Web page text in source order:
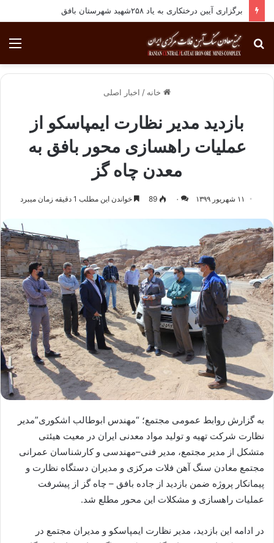
برگزاری آیین درختکاری به یاد ۲۵۸شهید شهرستان بافق
جستجو
برای
خانه / اخبار اصلی
بازدید مدیر نظارت ایمپاسکو از
عملیات راهسازی محور بافق به
معدن چاه گز
۱۱ شهریور ۱۳۹۹ ۰ 89 خواندن این مطلب 1 دقیقه زمان میبرد
به گزارش روابط عمومی مجتمع؛ “مهندس ابوطالب اشکوری”مدیر
نظارت شرکت تهیه و تولید مواد معدنی ایران در معیت هیئتی
متشکل از مدیر مجتمع، مدیر فنی–مهندسی و کارشناسان عمرانی
مجتمع معادن سنگ آهن فلات مرکزی و مدیران دستگاه نظارت و
پیمانکار پروژه ضمن بازدید از جاده بافق – چاه گز از پیشرفت
عملیات راهسازی و مشکلات این محور مطلع شد.
در ادامه این بازدید، مدیر نظارت ایمپاسکو و مدیران مجتمع در